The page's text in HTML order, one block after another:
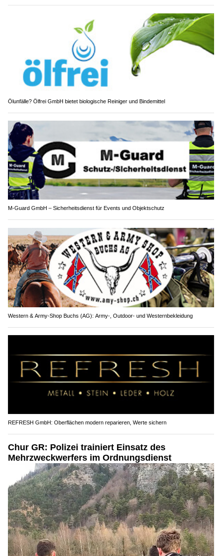
Ölunfälle? Ölfrei GmbH bietet biologische Reiniger und Bindemittel
M-Guard GmbH – Sicherheitsdienst für Events und Objektschutz
Western & Army-Shop Buchs (AG): Army-, Outdoor- und Westernbekleidung
REFRESH GmbH: Oberflächen modern reparieren, Werte sichern
Chur GR: Polizei trainiert Einsatz des
Mehrzweckwerfers im Ordnungsdienst